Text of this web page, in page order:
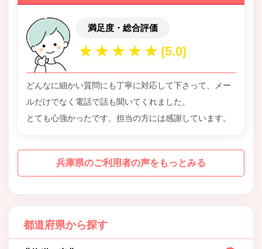
満足度・総合評価
どんなに細かい質問にも丁寧に対応して下さって、メー
ルだけでなく電話で話も聞いてくれました。
とても心強かったです。担当の方には感謝しています。
兵庫県のご利用者の声をもっとみる
都道府県から探す